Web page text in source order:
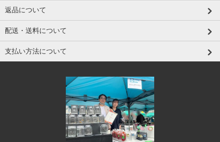
返品について
配送・送料について
支払い方法について